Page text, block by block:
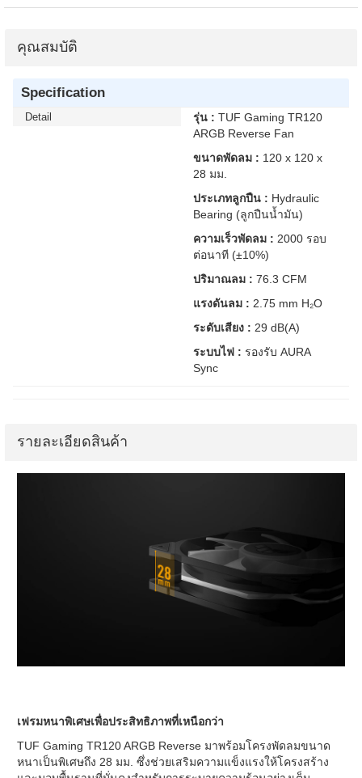
คุณสมบัติ
Specification
Detail รุ่น : TUF Gaming TR120
ARGB Reverse Fan
ขนาดพัดลม : 120 x 120 x
28 มม.
ประเภทลูกปืน : Hydraulic
Bearing (ลูกปืนน้ำมัน)
ความเร็วพัดลม : 2000 รอบ
ต่อนาที (±10%)
ปริมาณลม : 76.3 CFM
แรงดันลม : 2.75 mm H₂O
ระดับเสียง : 29 dB(A)
ระบบไฟ : รองรับ AURA
Sync
รายละเอียดสินค้า
เฟรมหนาพิเศษเพื่อประสิทธิภาพที่เหนือกว่า
TUF Gaming TR120 ARGB Reverse มาพร้อมโครงพัดลมขนาด
หนาเป็นพิเศษถึง 28 มม. ซึ่งช่วยเสริมความแข็งแรงให้โครงสร้าง